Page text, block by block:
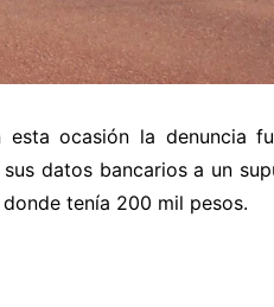
ocasión la denuncia
datos bancarios a un
tenía 200 mil pesos.